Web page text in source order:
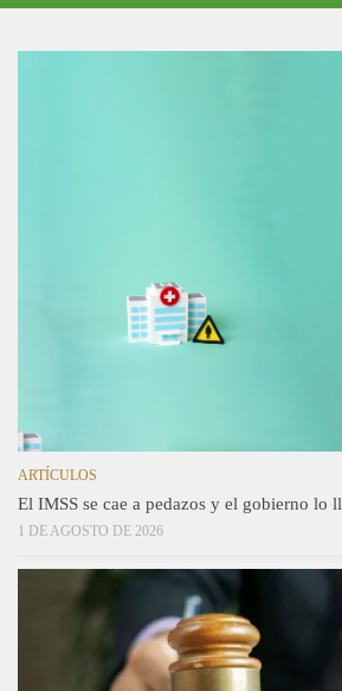
ARTÍCULOS
El IMSS se cae a pedazos y el gobierno lo
1 DE AGOSTO DE 2026